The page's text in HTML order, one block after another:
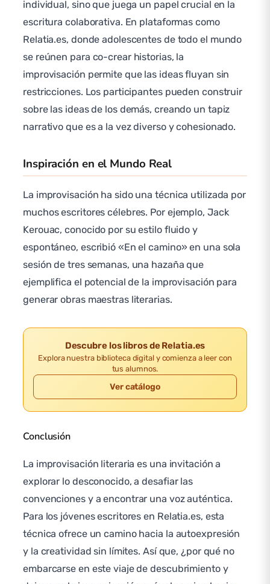
individual, sino que juega un papel crucial en la
escritura colaborativa. En plataformas como
Relatia.es, donde adolescentes de todo el mundo
se reúnen para co-crear historias, la
improvisación permite que las ideas fluyan sin
restricciones. Los participantes pueden construir
sobre las ideas de los demás, creando un tapiz
narrativo que es a la vez diverso y cohesionado.
Inspiración en el Mundo Real
La improvisación ha sido una técnica utilizada por
muchos escritores célebres. Por ejemplo, Jack
Kerouac, conocido por su estilo fluido y
espontáneo, escribió «En el camino» en una sola
sesión de tres semanas, una hazaña que
ejemplifica el potencial de la improvisación para
generar obras maestras literarias.
Descubre los libros de Relatia.es
Explora nuestra biblioteca digital y comienza a leer con
tus alumnos.
Ver catálogo
Conclusión
La improvisación literaria es una invitación a
explorar lo desconocido, a desafiar las
convenciones y a encontrar una voz auténtica.
Para los jóvenes escritores en Relatia.es, esta
técnica ofrece un camino hacia la autoexpresión
y la creatividad sin límites. Así que, ¿por qué no
embarcarse en este viaje de descubrimiento y